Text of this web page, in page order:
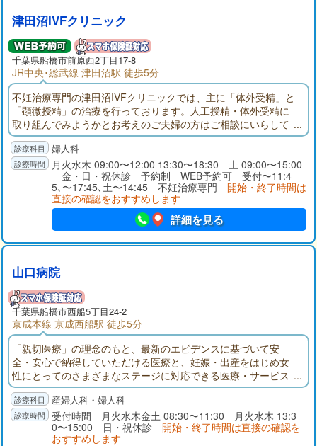
津田沼IVFクリニック
千葉県船橋市前原西2丁目17-8
JR中央･総武線 津田沼駅 徒歩5分
不妊治療専門の津田沼IVFクリニックでは、主に「体外受精」と
「顕微授精」の治療を行っております。人工授精・体外受精に
取り組んでみようかとお考えのご夫婦の方はご相談にいらして
ください。
婦人科
月火水木 09:00〜12:00 13:30〜18:30 土 09:00〜15:00
金・日・祝休診 予約制 WEB予約可 受付〜11:4
5､〜17:45､土〜14:45 不妊治療専門 開始・終了時間は
直接の確認をおすすめします
詳細を見る
山口病院
千葉県船橋市西船5丁目24-2
京成本線 京成西船駅 徒歩5分
「親切医療」の理念のもと、最新のエビデンスに基づいて安
全・安心で納得していただける医療と、妊娠・出産をはじめ女
性にとってのさまざまなステージに対応できる医療・サービス
を提供しております。これからも山口病院は、周産期医療を中
心に地域とともに成長して参ります。
産婦人科・婦人科
受付時間 月火水木金土 08:30〜11:30 月火水木 13:3
0〜15:00 日・祝休診 開始・終了時間は直接の確認を
おすすめします